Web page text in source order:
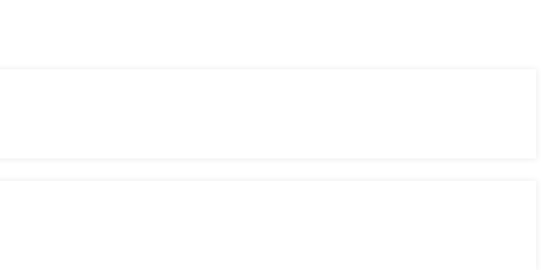
complicações.
do mercado.
e dApps.